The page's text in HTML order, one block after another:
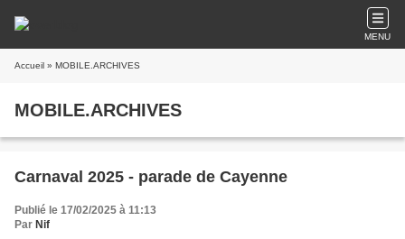
MENU
Accueil » MOBILE.ARCHIVES
MOBILE.ARCHIVES
Carnaval 2025 - parade de Cayenne
Publié le 17/02/2025 à 11:13
Par Nif